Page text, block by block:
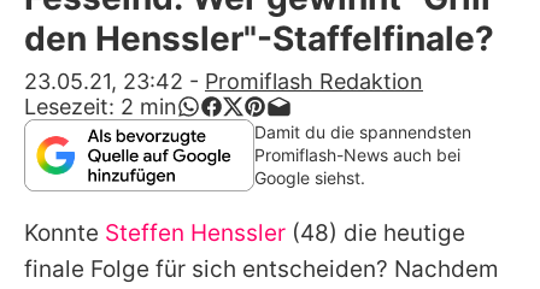
Alle Themen auf Promiflash
App runterladen
Team
Redaktionelle Richtlinien
Impressum
den Henssler"-Staffelfinale?
23.05.21, 23:42 - Promiflash Redaktion
Lesezeit: 2 min
Damit du die spannendsten
Promiflash-News auch bei
Google siehst.
Konnte Steffen Henssler (48) die heutige
finale Folge für sich entscheiden? Nachdem